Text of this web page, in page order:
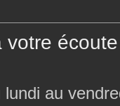
votre
au